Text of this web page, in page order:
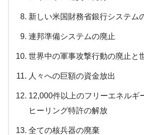
新しい米国財務省銀行システム
連邦準備システムの廃止
世界中の軍事攻撃行動の廃止と
人々への巨額の資金放出
12,000件以上のフリーエネルギ
ヒーリング特許の解放
全ての核兵器の廃棄